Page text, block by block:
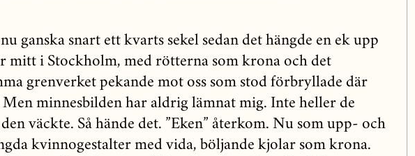
ganska snart ett kvarts sekel sedan det hängde en ek upp
mitt i Stockholm, med rötterna som krona och det
grenverket pekande mot oss som stod förbryllade där
minnesbilden har aldrig lämnat mig. Inte heller de
väckte. Så hände det. ”Eken” återkom. Nu som upp- och
kvinnogestalter med vida, böljande kjolar som krona.